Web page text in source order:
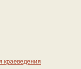
краеведения